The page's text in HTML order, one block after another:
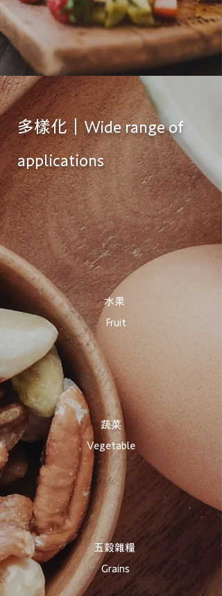
多樣化｜Wide range of
applications
​水果
Fruit
​蔬菜
Vegetable
​五穀雜糧
Grains